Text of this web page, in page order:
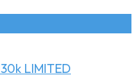
LIMITED